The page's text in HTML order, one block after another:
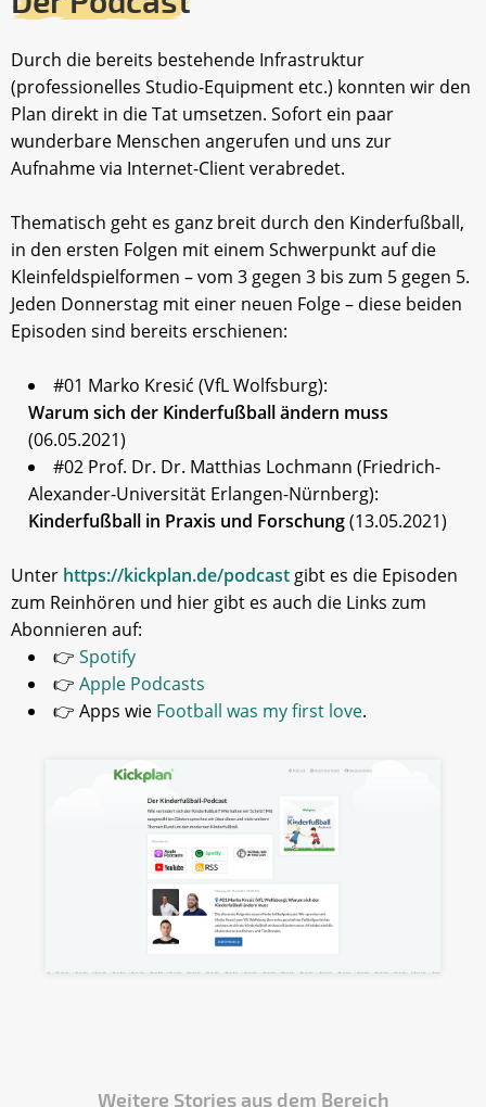
Durch die bereits bestehende Infrastruktur
(professionelles Studio-Equipment etc.) konnten wir den
Plan direkt in die Tat umsetzen. Sofort ein paar
wunderbare Menschen angerufen und uns zur
Aufnahme via Internet-Client verabredet.
Thematisch geht es ganz breit durch den Kinderfußball,
in den ersten Folgen mit einem Schwerpunkt auf die
Kleinfeldspielformen – vom 3 gegen 3 bis zum 5 gegen 5.
Jeden Donnerstag mit einer neuen Folge – diese beiden
Episoden sind bereits erschienen:
#01 Marko Kresić (VfL Wolfsburg):
Warum sich der Kinderfußball ändern muss
(06.05.2021)
#02 Prof. Dr. Dr. Matthias Lochmann (Friedrich-
Alexander-Universität Erlangen-Nürnberg):
Kinderfußball in Praxis und Forschung(13.05.2021)
Unter https://kickplan.de/podcast gibt es die Episoden
zum Reinhören und hier gibt es auch die Links zum
Abonnieren auf:
👉 Spotify
👉 Apple Podcasts
👉 Apps wie Football was my first love.
Weitere Stories aus dem Bereich